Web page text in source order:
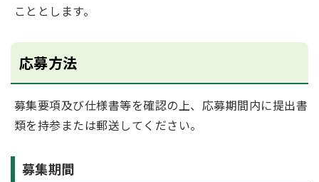
こととします。
応募方法
募集要項及び仕様書等を確認の上、応募期間内に提出書
類を持参または郵送してください。
募集期間